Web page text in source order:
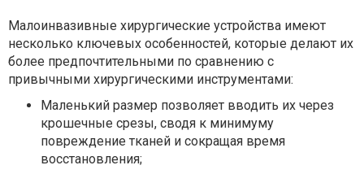
Малоинвазивные хирургические устройства имеют
несколько ключевых особенностей, которые делают их
более предпочтительными по сравнению с
привычными хирургическими инструментами:
Маленький размер позволяет вводить их через
крошечные срезы, сводя к минимуму
повреждение тканей и сокращая время
восстановления;